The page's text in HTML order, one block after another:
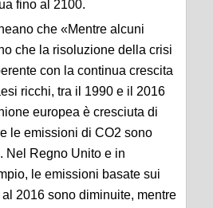
fino al 2100.
che «Mentre alcuni
che la risoluzione della crisi
con la continua crescita
ricchi, tra il 1990 e il 2016
europea è cresciuta di
le emissioni di CO2 sono
Nel Regno Unito e in
le emissioni basate sui
2016 sono diminuite, mentre